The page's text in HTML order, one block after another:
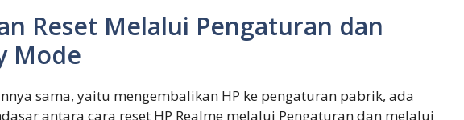
Reset Melalui Pengaturan dan
Mode
sama, yaitu mengembalikan HP ke pengaturan pabrik, ada
antara cara reset HP Realme melalui Pengaturan dan melalui